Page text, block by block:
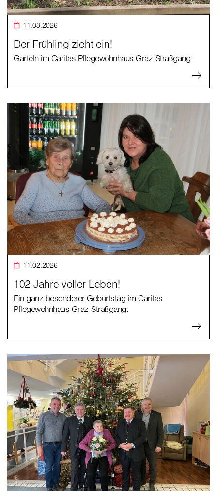
11.03.2026
Der Frühling zieht ein!
Garteln im Caritas Pflegewohnhaus Graz-Straßgang.
11.02.2026
102 Jahre voller Leben!
Ein ganz besonderer Geburtstag im Caritas
Pflegewohnhaus Graz-Straßgang.